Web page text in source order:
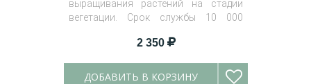
выращивания растений на стадии
вегетации. Срок службы 10 000
2 350
ДОБАВИТЬ В КОРЗИНУ